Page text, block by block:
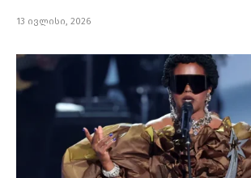
13 ივლისი, 2026